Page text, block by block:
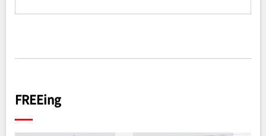
FREEing